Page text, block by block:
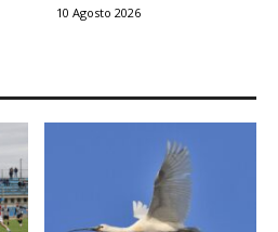
10 Agosto 2026